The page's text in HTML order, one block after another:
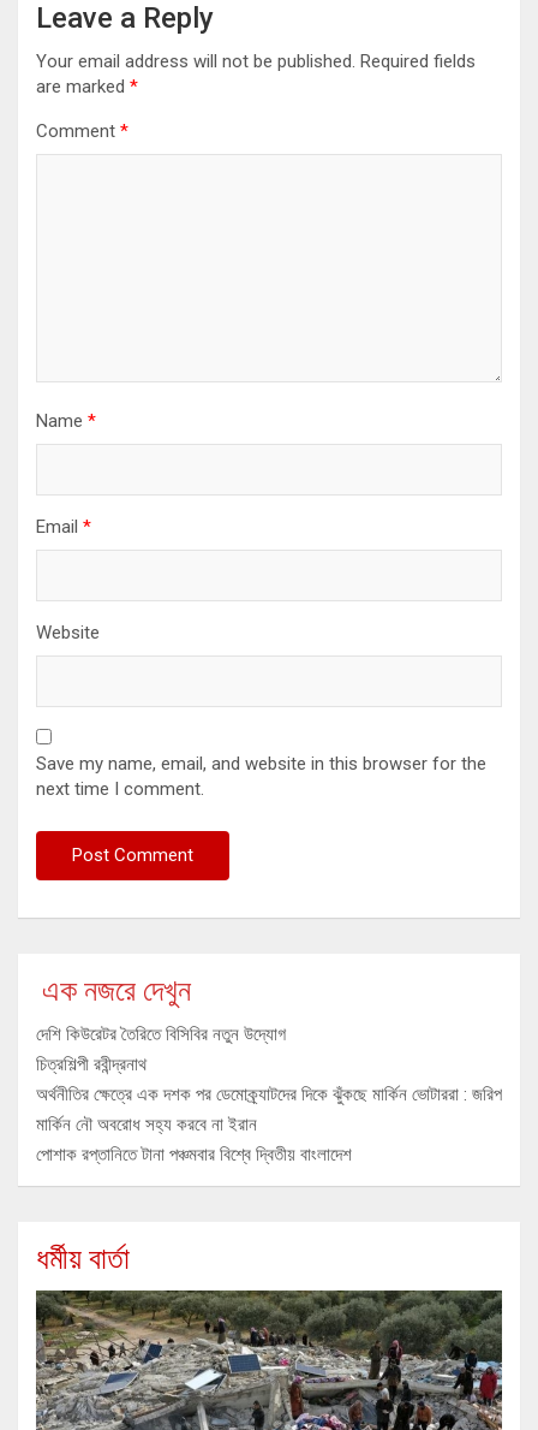
Leave a Reply
Your email address will not be published. Required fields
are marked *
Comment *
Name *
Email *
Website
Save my name, email, and website in this browser for the
next time I comment.
এক নজরে দেখুন
দেশি কিউরেটর তৈরিতে বিসিবির নতুন উদ্যোগ
চিত্রশিল্পী রবীন্দ্রনাথ
অর্থনীতির ক্ষেত্রে এক দশক পর ডেমোক্র্যাটদের দিকে ঝুঁকছে মার্কিন ভোটাররা : জরিপ
মার্কিন নৌ অবরোধ সহ্য করবে না ইরান
পোশাক রপ্তানিতে টানা পঞ্চমবার বিশ্বে দ্বিতীয় বাংলাদেশ
ধর্মীয় বার্তা